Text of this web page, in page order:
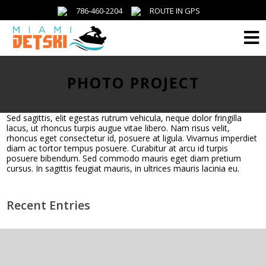
786-460-2204 ROUTE IN GPS
Menu
PHOTO PROJECT
Sed sagittis, elit egestas rutrum vehicula, neque dolor fringilla
lacus, ut rhoncus turpis augue vitae libero. Nam risus velit,
rhoncus eget consectetur id, posuere at ligula. Vivamus imperdiet
diam ac tortor tempus posuere. Curabitur at arcu id turpis
posuere bibendum. Sed commodo mauris eget diam pretium
cursus. In sagittis feugiat mauris, in ultrices mauris lacinia eu.
Recent Entries